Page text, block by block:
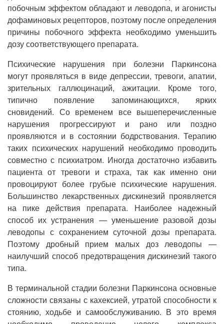
побочным эффектом обладают и леводопа, и агонисты
дофаминовых рецепторов, поэтому после определения
причины побочного эффекта необходимо уменьшить
дозу соответствующего препарата.
Психические нарушения при болезни Паркинсона
могут проявляться в виде депрессии, тревоги, апатии,
зрительных галлюцинаций, ажитации. Кроме того,
типично появление запоминающихся, ярких
сновидений. Со временем все вышеперечисленные
нарушения прогрессируют и рано или поздно
проявляются и в состоянии бодрствования. Терапию
таких психических нарушений необходимо проводить
совместно с психиатром. Иногда достаточно избавить
пациента от тревоги и страха, так как именно они
провоцируют более грубые психические нарушения.
Большинство лекарственных дискинезий проявляется
на пике действия препарата. Наиболее надежный
способ их устранения — уменьшение разовой дозы
леводопы с сохранением суточной дозы препарата.
Поэтому дробный прием малых доз леводопы —
наилучший способ предотвращения дискинезий такого
типа.
В терминальной стадии болезни Паркинсона основные
сложности связаны с кахексией, утратой способности к
стоянию, ходьбе и самообслуживанию. В это время